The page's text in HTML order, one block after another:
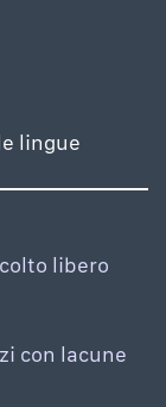
lingue
libero
con lacune